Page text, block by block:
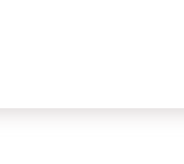
الکبد فاطمی الدمویة
و یزید فی شدة البدن
انضل به القمر من العقرب